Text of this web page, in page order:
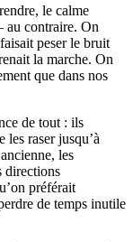
le calme
au contraire. On
peser le bruit
la marche. On
que dans nos
de tout : ils
raser jusqu’à
les
directions
préférait
de temps inutile